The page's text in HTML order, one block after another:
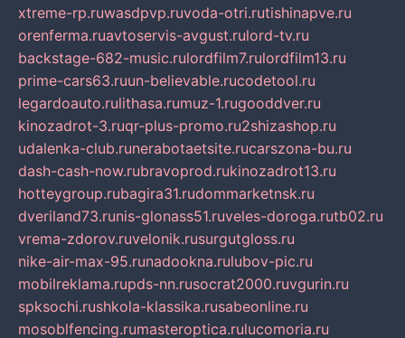
xtreme-rp.ruwasdpvp.ruvoda-otri.rutishinapve.ru
orenferma.ruavtoservis-avgust.rulord-tv.ru
backstage-682-music.rulordfilm7.rulordfilm13.ru
prime-cars63.ruun-believable.rucodetool.ru
legardoauto.rulithasa.rumuz-1.rugooddver.ru
kinozadrot-3.ruqr-plus-promo.ru2shizashop.ru
udalenka-club.runerabotaetsite.rucarszona-bu.ru
dash-cash-now.rubravoprod.rukinozadrot13.ru
hotteygroup.rubagira31.rudommarketnsk.ru
dveriland73.runis-glonass51.ruveles-doroga.rutb02.ru
vrema-zdorov.ruvelonik.rusurgutgloss.ru
nike-air-max-95.runadookna.rulubov-pic.ru
mobilreklama.rupds-nn.rusocrat2000.ruvgurin.ru
spksochi.rushkola-klassika.rusabeonline.ru
mosoblfencing.rumasteroptica.rulucomoria.ru